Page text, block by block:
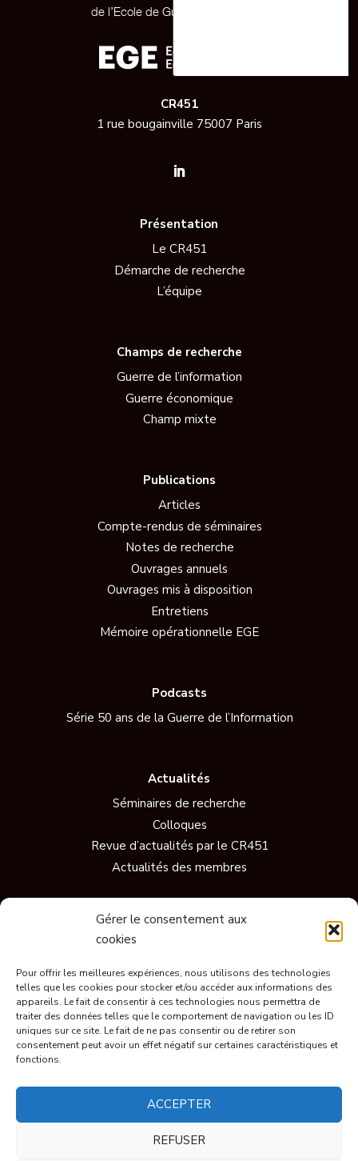
Gérer le consentement aux
cookies
Pour offrir les meilleures expériences, nous utilisons des technologies
telles que les cookies pour stocker et/ou accéder aux informations des
appareils. Le fait de consentir à ces technologies nous permettra de
traiter des données telles que le comportement de navigation ou les ID
uniques sur ce site. Le fait de ne pas consentir ou de retirer son
consentement peut avoir un effet négatif sur certaines caractéristiques et
fonctions.
ACCEPTER
REFUSER
de l’Ecole de Guerre Economique
CR451
1 rue bougainville 75007 Paris
Présentation
Le CR451
Démarche de recherche
L’équipe
Champs de recherche
Guerre de l’information
Guerre économique
Champ mixte
Publications
Articles
Compte-rendus de séminaires
Notes de recherche
Ouvrages annuels
Ouvrages mis à disposition
Entretiens
Mémoire opérationnelle EGE
Podcasts
Série 50 ans de la Guerre de l’Information
Actualités
Séminaires de recherche
Colloques
Revue d’actualités par le CR451
Actualités des membres
Vidéos
Conférences
Short
Ils parlent de nous
© CR451 2023, tous droits réservés.
Mentions légales